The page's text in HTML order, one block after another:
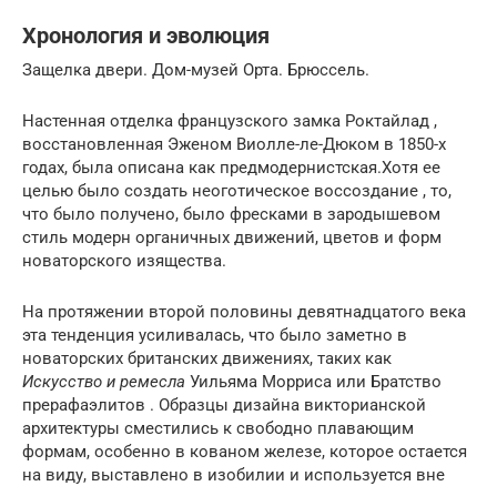
Хронология и эволюция
Защелка двери. Дом-музей Орта. Брюссель.
Настенная отделка французского замка Роктайлад ,
восстановленная Эженом Виолле-ле-Дюком в 1850-х
годах, была описана как предмодернистская.Хотя ее
целью было создать неоготическое воссоздание , то,
что было получено, было фресками в зародышевом
стиль модерн органичных движений, цветов и форм
новаторского изящества.
На протяжении второй половины девятнадцатого века
эта тенденция усиливалась, что было заметно в
новаторских британских движениях, таких как
Искусство и ремесла Уильяма Морриса или Братство
прерафаэлитов . Образцы дизайна викторианской
архитектуры сместились к свободно плавающим
формам, особенно в кованом железе, которое остается
на виду, выставлено в изобилии и используется вне